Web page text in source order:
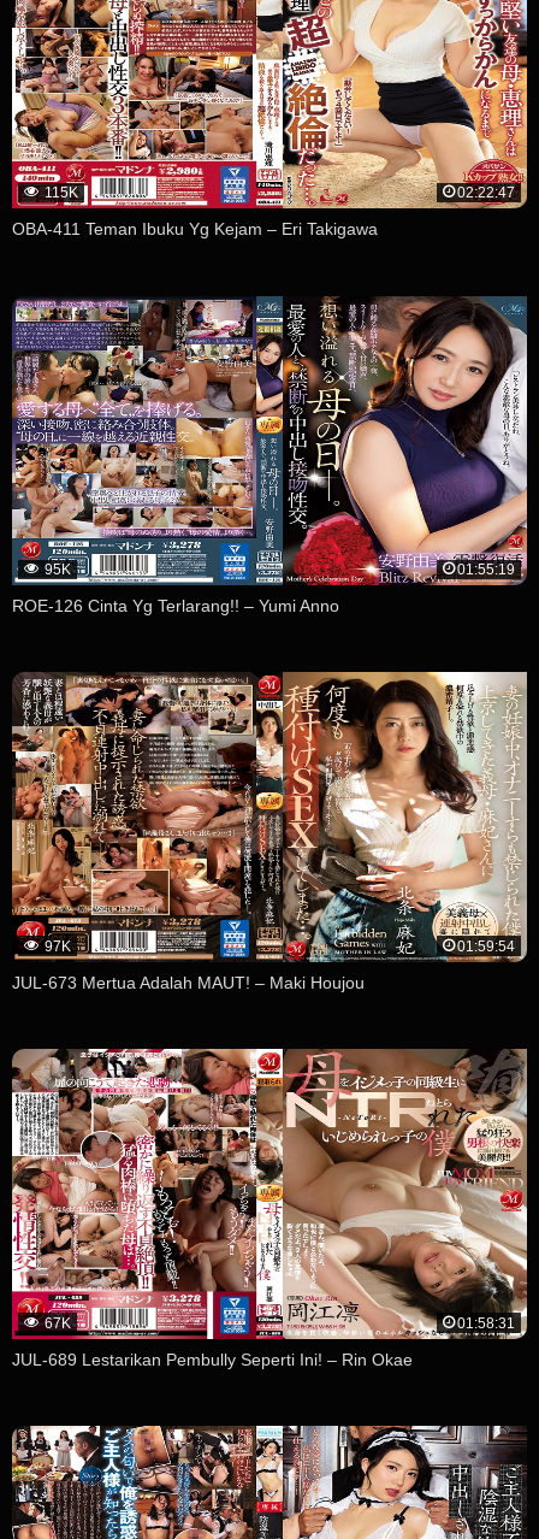
115K 02:22:47
OBA-411 Teman Ibuku Yg Kejam – Eri Takigawa
95K 01:55:19
ROE-126 Cinta Yg Terlarang!! – Yumi Anno
97K 01:59:54
JUL-673 Mertua Adalah MAUT! – Maki Houjou
67K 01:58:31
JUL-689 Lestarikan Pembully Seperti Ini! – Rin Okae